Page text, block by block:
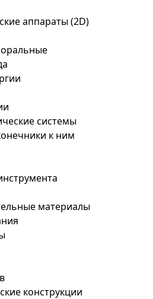
аппараты (2D)
системы
к ним
материалы
конструкции